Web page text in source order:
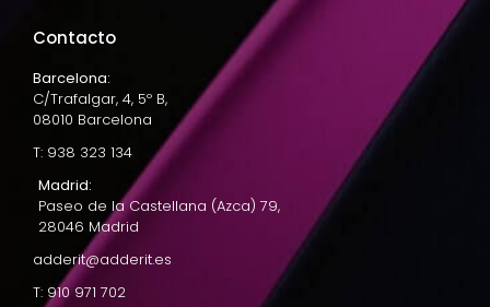
Contacto
Barcelona:
C/Trafalgar, 4, 5º B,
08010 Barcelona
T: 938 323 134
Madrid:
Paseo de la Castellana (Azca) 79,
28046 Madrid
adderit@adderit.es
T: 910 971 702